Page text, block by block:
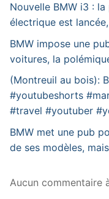
Nouvelle BMW i3 :
électrique est
BMW impose une
voitures, la
(Montreuil au bois):
#youtubeshorts
#travel #youtuber
BMW met une pub
de ses modèles,
Aucun commentaire